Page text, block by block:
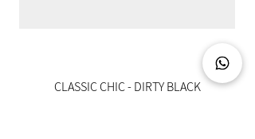
CLASSIC CHIC - DIRTY BLACK